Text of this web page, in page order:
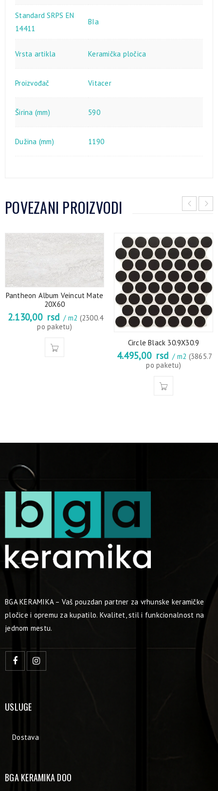
Standard SRPS EN
14411
BIa
Vrsta artikla Keramička pločica
Proizvođač Vitacer
Širina (mm) 590
Dužina (mm) 1190
POVEZANI PROIZVODI
Pantheon Album Veincut Mate
20X60
2.130,00 rsd / m2 (2300.4
po paketu)
Circle Black 30.9X30.9
4.495,00 rsd / m2 (3865.7
po paketu)
BGA KERAMIKA – Vaš pouzdan partner za vrhunske keramičke
pločice i opremu za kupatilo. Kvalitet, stil i funkcionalnost na
jednom mestu.
USLUGE
Dostava
BGA KERAMIKA DOO